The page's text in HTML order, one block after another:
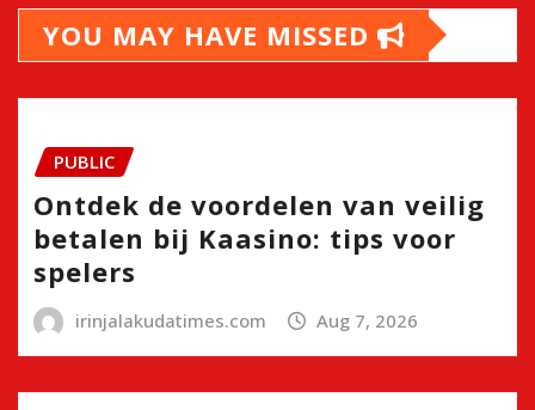
YOU MAY HAVE MISSED
PUBLIC
Ontdek de voordelen van veilig
betalen bij Kaasino: tips voor
spelers
irinjalakudatimes.com Aug 7, 2026